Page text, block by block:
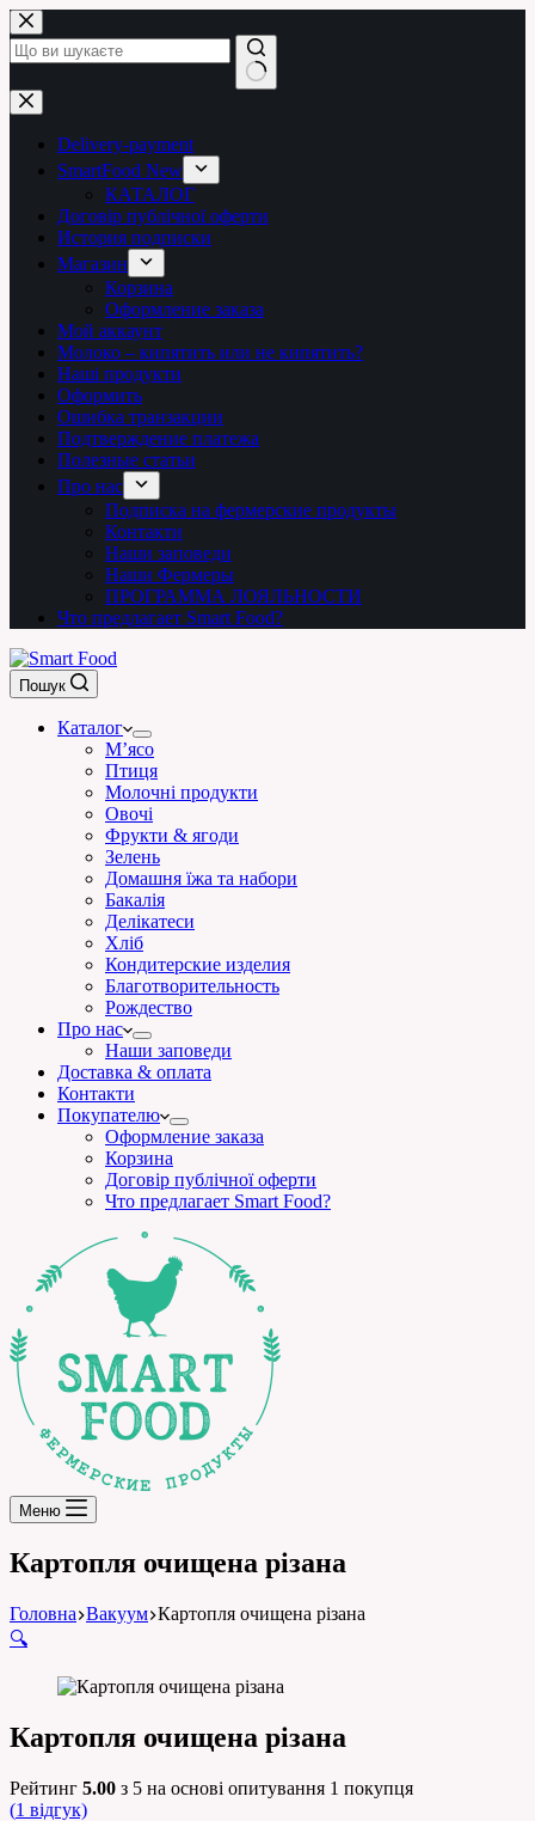
Перейти
до
вмісту
Немає
результатів
Delivery-payment
SmartFood New
КАТАЛОГ
Договір публічної оферти
История подписки
Магазин
Корзина
Оформление заказа
Мой аккаунт
Молоко – кипятить или не кипятить?
Наші продукти
Оформить
Ошибка транзакции
Подтверждение платежа
Полезные статьи
Про нас
Подписка на фермерские продукты
Контакти
Наши заповеди
Наши Фермеры
ПРОГРАММА ЛОЯЛЬНОСТИ
Что предлагает Smart Food?
Пошук
Каталог
М’ясо
Птиця
Молочні продукти
Овочі
Фрукти & ягоди
Зелень
Домашня їжа та набори
Бакалія
Делікатеси
Хліб
Кондитерские изделия
Благотворительность
Рождество
Про нас
Наши заповеди
Доставка & оплата
Контакти
Покупателю
Оформление заказа
Корзина
Договір публічної оферти
Что предлагает Smart Food?
Меню
Картопля очищена різана
Головна Вакуум Картопля очищена різана
🔍
Картопля очищена різана
Рейтинг 5.00 з 5 на основі опитування 1 покупця
(1 відгук)